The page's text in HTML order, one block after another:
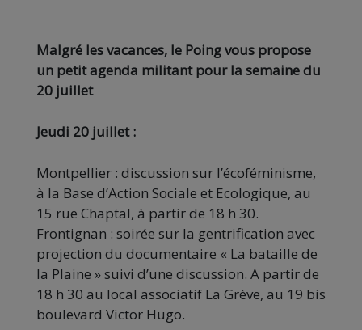
Malgré les vacances, le Poing vous propose
un petit agenda militant pour la semaine du
20 juillet
Jeudi 20 juillet :
Montpellier : discussion sur l’écoféminisme,
à la Base d’Action Sociale et Ecologique, au
15 rue Chaptal, à partir de 18 h 30.
Frontignan : soirée sur la gentrification avec
projection du documentaire « La bataille de
la Plaine » suivi d’une discussion. A partir de
18 h 30 au local associatif La Grève, au 19 bis
boulevard Victor Hugo.